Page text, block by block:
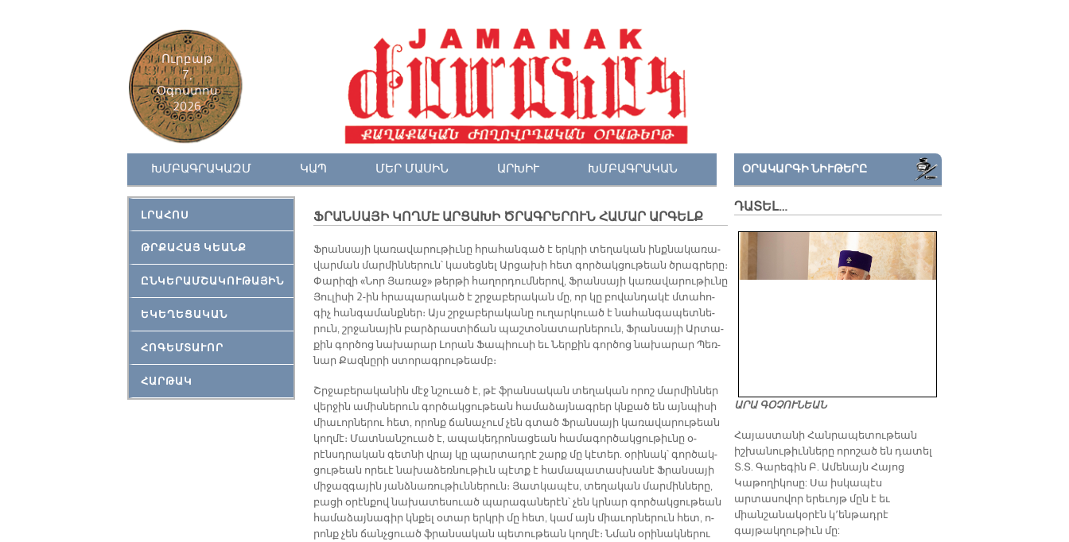
Ուրբաթ
7,
Օգոստոս
2026
ԽՄԲԱԳՐԱԿԱԶՄ ԿԱՊ ՄԵՐ ՄԱՍԻՆ ԱՐԽԻՒ ԽՄԲԱԳՐԱԿԱՆ
ԼՐԱՀՈՍ
ԹՐՔԱՀԱՅ ԿԵԱՆՔ
ԸՆԿԵՐԱՄՇԱԿՈՒԹԱՅԻՆ
ԵԿԵՂԵՑԱԿԱՆ
ՀՈԳԵՄՏԱՒՈՐ
ՀԱՐԹԱԿ
ՖՐԱՆՍԱՅԻ ԿՈՂՄԷ ԱՐՑԱԽԻ ԾՐԱԳՐԵՐՈՒՆ ՀԱՄԱՐ ԱՐԳԵԼՔ
Ֆրան­սա­յի կա­ռա­վա­րու­թիւ­նը հրա­հան­գած է երկ­րի տե­ղա­կան ինք­նա­կա­ռա­
վար­ման մար­մին­նե­րուն՝ կա­սեց­նել Ար­ցա­խի հետ գոր­ծակ­ցու­թեան ծրագ­րե­րը։
Փա­րի­զի «Նոր Յա­ռաջ» թեր­թի հա­ղոր­դում­նե­րով, Ֆրան­սա­յի կա­ռա­վա­րու­թիւ­նը
Յու­լի­սի 2-ին հրա­պա­րա­կած է շրջա­բե­րա­կան մը, որ կը բո­վան­դա­կէ մտա­հո­
գիչ հան­գա­մանք­ներ։ Այս շրջա­բե­րա­կա­նը ու­ղար­կուած է նա­հան­գա­պետ­նե­
րուն, շրջա­նա­յին բարձ­րաս­տի­ճան պաշ­տօ­նա­տար­նե­րուն, Ֆրան­սա­յի Ար­տա­
քին գոր­ծոց նա­խա­րար Լո­րան Ֆա­պիու­սի եւ Ներ­քին գոր­ծոց նա­խա­րար Պեռ­
նար Քազ­նը­րի ստո­րագ­րու­թեամբ։
Շրջա­բե­րա­կա­նին մէջ նշուած է, թէ ֆրան­սա­կան տե­ղա­կան ո­րոշ մար­մին­ներ
վեր­ջին ա­միս­նե­րուն գոր­ծակ­ցու­թեան հա­մա­ձայ­նագ­րեր կնքած են այն­պի­սի
միա­ւոր­նե­րու հետ, ո­րոնք ճա­նա­չում չեն գտած Ֆրան­սա­յի կա­ռա­վա­րու­թեան
կող­մէ։ Մատ­նան­շուած է, ա­պա­կեդ­րո­նա­ցեան հա­մա­գոր­ծակ­ցու­թիւ­նը օ­
րէնսդ­րա­կան գետ­նի վրայ կը պար­տադ­րէ շարք մը կէ­տեր. օ­րի­նակ՝ գոր­ծակ­
ցու­թեան ո­րե­ւէ նա­խա­ձեռ­նու­թիւն պէտք է հա­մա­պա­տաս­խա­նէ Ֆրան­սա­յի
մի­ջազ­գա­յին յանձ­նա­ռու­թիւն­նե­րուն։ Յատ­կա­պէս, տե­ղա­կան մար­մին­նե­րը,
բա­ցի օ­րէն­քով նա­խա­տե­սուած պա­րա­գա­նե­րէն՝ չեն կրնար գոր­ծակ­ցու­թեան
հա­մա­ձայ­նա­գիր կնքել օ­տար երկ­րի մը հետ, կամ այն միա­ւոր­նե­րուն հետ, ո­
րոնք չեն ճանչ­ցուած ֆրան­սա­կան պե­տու­թեան կող­մէ։ Նման օ­րի­նակ­նե­րու
ՕՐԱԿԱՐԳԻ ՆԻՒԹԵՐԸ
ԴԱՏԵԼ…
ԱՐԱ ԳՕՉՈՒՆԵԱՆ
​Հայաստանի Հանրապետութեան
իշխանութիւնները որոշած են դատել
Տ.Տ. Գարեգին Բ. Ամենայն Հայոց
Կաթողիկոսը: Սա իսկապէս
արտասովոր երեւոյթ մըն է եւ
միանշանակօրէն կ՚ենթադրէ
գայթակղութիւն մը: